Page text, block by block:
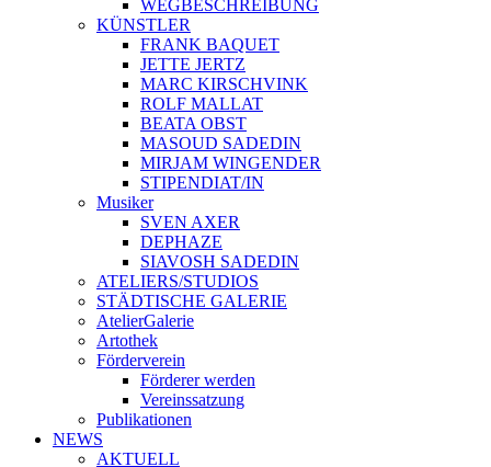
WEGBESCHREIBUNG
KÜNSTLER
FRANK BAQUET
JETTE JERTZ
MARC KIRSCHVINK
ROLF MALLAT
BEATA OBST
MASOUD SADEDIN
MIRJAM WINGENDER
STIPENDIAT/IN
Musiker
SVEN AXER
DEPHAZE
SIAVOSH SADEDIN
ATELIERS/STUDIOS
STÄDTISCHE GALERIE
AtelierGalerie
Artothek
Förderverein
Förderer werden
Vereinssatzung
Publikationen
NEWS
AKTUELL